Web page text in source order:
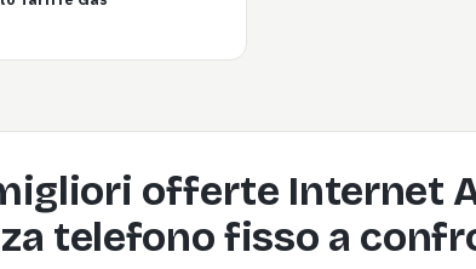
offerte Internet
telefono fisso a